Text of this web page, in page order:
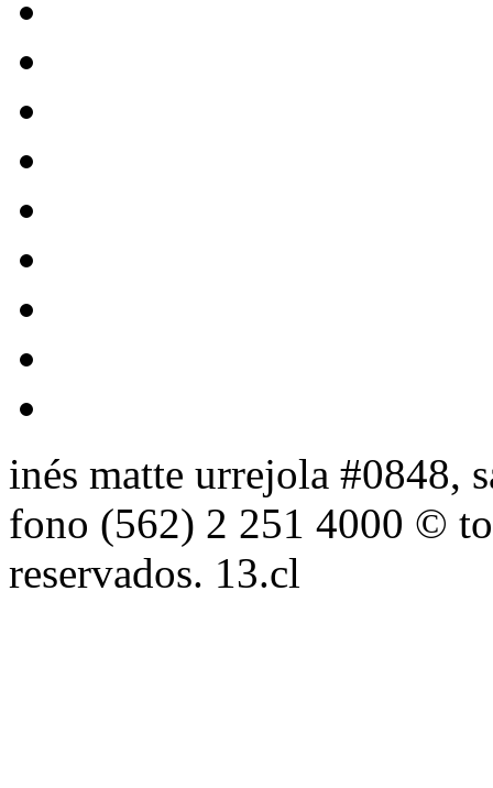
inés matte urrejola #0848,
fono (562) 2 251 4000 ©
reservados. 13.cl